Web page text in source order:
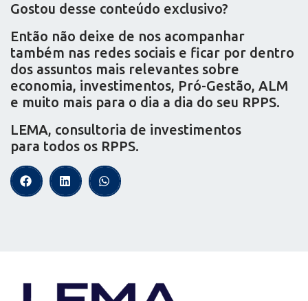
Gostou desse conteúdo exclusivo?
Então não deixe de nos acompanhar
também nas redes sociais e ficar por dentro
dos assuntos mais relevantes sobre
economia, investimentos, Pró-Gestão, ALM
e muito mais para o dia a dia do seu RPPS.
LEMA, consultoria de investimentos
para todos os RPPS.